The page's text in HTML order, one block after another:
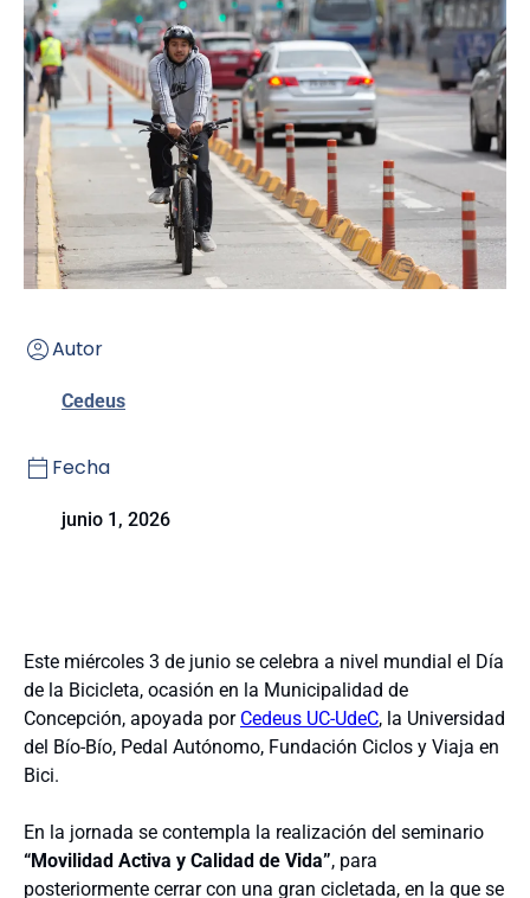
Autor
Cedeus
Fecha
junio 1, 2026
Este miércoles 3 de junio se celebra a nivel mundial el Día
de la Bicicleta, ocasión en la Municipalidad de
Concepción, apoyada por Cedeus UC-UdeC, la Universidad
del Bío-Bío, Pedal Autónomo, Fundación Ciclos y Viaja en
Bici.
En la jornada se contempla la realización del seminario
“Movilidad Activa y Calidad de Vida”, para
posteriormente cerrar con una gran cicletada, en la que se